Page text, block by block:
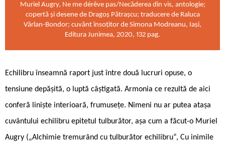
Muriel Augry, Ne me dérêve pas/Necăderea din vis, antologie;
copertă și desene de Dragoș Pătrașcu; traducere de Raluca
Vârlan-Bondor; cuvânt însoțitor de Simona Modreanu, Iași,
Editura Junimea, 2020, 132 pag.
Echilibru înseamnă raport just între două lucruri opuse, o
tensiune depășită, o luptă câștigată. Armonia ce rezultă de aici
conferă liniște interioară, frumusețe. Nimeni nu ar putea atașa
cuvântului echilibru epitetul tulburător, așa cum a făcut-o Muriel
Augry („Alchimie tremurând cu tulburător echilibru“, Cu inimile